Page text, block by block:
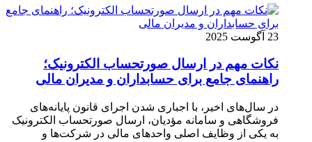
23 آگوست 2025
نکات مهم در ارسال صورتحساب الکترونیک؛
راهنمای جامع برای حسابداران و مدیران مالی
در سال‌های اخیر، با اجباری شدن اجرای قانون پایانه‌های
فروشگاهی و سامانه مؤدیان، ارسال صورتحساب الکترونیک
به یکی از وظایف اصلی واحدهای مالی در شرکت‌ها و